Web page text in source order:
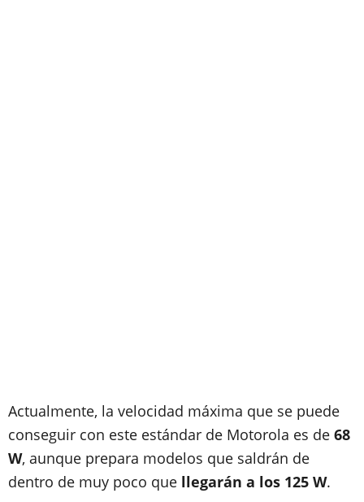
Actualmente, la velocidad máxima que se puede
conseguir con este estándar de Motorola es de 68
W, aunque prepara modelos que saldrán de
dentro de muy poco que llegarán a los 125 W.